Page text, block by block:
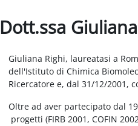
Dott.ssa
Giuliana Righi, laureatasi a
dell'Istituto di Chimica
Ricercatore e, dal 31/12/2001,
Oltre ad aver partecipato dal
progetti (FIRB 2001, COFIN